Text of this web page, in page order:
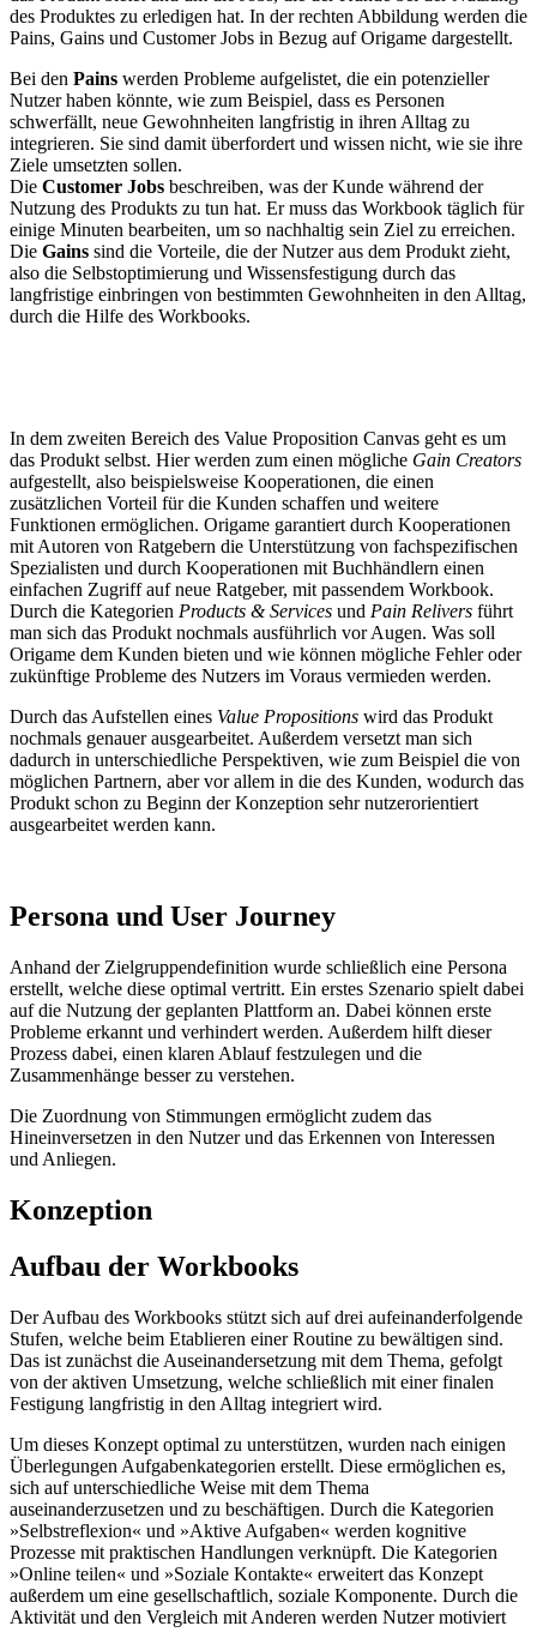
des Produktes zu erledigen hat. In der rechten Abbildung werden die
Pains, Gains und Customer Jobs in Bezug auf Origame dargestellt.
Bei den Pains werden Probleme aufgelistet, die ein potenzieller
Nutzer haben könnte, wie zum Beispiel, dass es Personen
schwerfällt, neue Gewohnheiten langfristig in ihren Alltag zu
integrieren. Sie sind damit überfordert und wissen nicht, wie sie ihre
Ziele umsetzten sollen.
Die Customer Jobs beschreiben, was der Kunde während der
Nutzung des Produkts zu tun hat. Er muss das Workbook täglich für
einige Minuten bearbeiten, um so nachhaltig sein Ziel zu erreichen.
Die Gains sind die Vorteile, die der Nutzer aus dem Produkt zieht,
also die Selbstoptimierung und Wissensfestigung durch das
langfristige einbringen von bestimmten Gewohnheiten in den Alltag,
durch die Hilfe des Workbooks.
In dem zweiten Bereich des Value Proposition Canvas geht es um
das Produkt selbst. Hier werden zum einen mögliche Gain Creators
aufgestellt, also beispielsweise Kooperationen, die einen
zusätzlichen Vorteil für die Kunden schaffen und weitere
Funktionen ermöglichen. Origame garantiert durch Kooperationen
mit Autoren von Ratgebern die Unterstützung von fachspezifischen
Spezialisten und durch Kooperationen mit Buchhändlern einen
einfachen Zugriff auf neue Ratgeber, mit passendem Workbook.
Durch die Kategorien Products & Services und Pain Relivers führt
man sich das Produkt nochmals ausführlich vor Augen. Was soll
Origame dem Kunden bieten und wie können mögliche Fehler oder
zukünftige Probleme des Nutzers im Voraus vermieden werden.
Durch das Aufstellen eines Value Propositions wird das Produkt
nochmals genauer ausgearbeitet. Außerdem versetzt man sich
dadurch in unterschiedliche Perspektiven, wie zum Beispiel die von
möglichen Partnern, aber vor allem in die des Kunden, wodurch das
Produkt schon zu Beginn der Konzeption sehr nutzerorientiert
ausgearbeitet werden kann.
Persona und User Journey
Anhand der Zielgruppendefinition wurde schließlich eine Persona
erstellt, welche diese optimal vertritt. Ein erstes Szenario spielt dabei
auf die Nutzung der geplanten Plattform an. Dabei können erste
Probleme erkannt und verhindert werden. Außerdem hilft dieser
Prozess dabei, einen klaren Ablauf festzulegen und die
Zusammenhänge besser zu verstehen.
Die Zuordnung von Stimmungen ermöglicht zudem das
Hineinversetzen in den Nutzer und das Erkennen von Interessen
und Anliegen.
Konzeption
Aufbau der Workbooks
Der Aufbau des Workbooks stützt sich auf drei aufeinanderfolgende
Stufen, welche beim Etablieren einer Routine zu bewältigen sind.
Das ist zunächst die Auseinandersetzung mit dem Thema, gefolgt
von der aktiven Umsetzung, welche schließlich mit einer finalen
Festigung langfristig in den Alltag integriert wird.
Um dieses Konzept optimal zu unterstützen, wurden nach einigen
Überlegungen Aufgabenkategorien erstellt. Diese ermöglichen es,
sich auf unterschiedliche Weise mit dem Thema
auseinanderzusetzen und zu beschäftigen. Durch die Kategorien
»Selbstreflexion« und »Aktive Aufgaben« werden kognitive
Prozesse mit praktischen Handlungen verknüpft. Die Kategorien
»Online teilen« und »Soziale Kontakte« erweitert das Konzept
außerdem um eine gesellschaftlich, soziale Komponente. Durch die
Aktivität und den Vergleich mit Anderen werden Nutzer motiviert